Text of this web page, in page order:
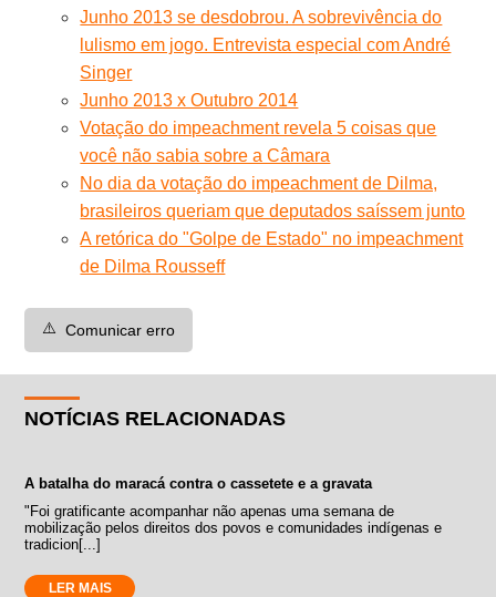
Junho 2013 se desdobrou. A sobrevivência do
lulismo em jogo. Entrevista especial com André
Singer
Junho 2013 x Outubro 2014
Votação do impeachment revela 5 coisas que
você não sabia sobre a Câmara
No dia da votação do impeachment de Dilma,
brasileiros queriam que deputados saíssem junto
A retórica do "Golpe de Estado" no impeachment
de Dilma Rousseff
⚠️ Comunicar erro
NOTÍCIAS RELACIONADAS
A batalha do maracá contra o cassetete e a gravata
"Foi gratificante acompanhar não apenas uma semana de
mobilização pelos direitos dos povos e comunidades indígenas e
tradicion[...]
LER MAIS